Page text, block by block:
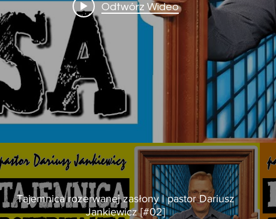
Odtwórz Wideo
Tajemnica rozerwanej zasłony | pastor Dariusz
Jankiewicz [#02]